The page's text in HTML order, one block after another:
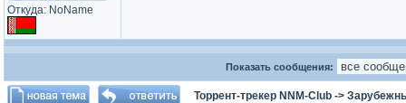
Откуда: NoName
Показать сообщения:
Торрент-трекер NNM-Club ->